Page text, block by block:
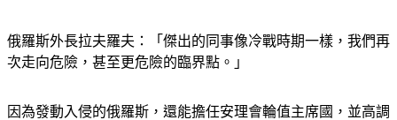
俄羅斯外長拉夫羅夫：「傑出的同事像冷戰時期一樣，我們再
次走向危險，甚至更危險的臨界點。」
因為發動入侵的俄羅斯，還能擔任安理會輪值主席國，並高調